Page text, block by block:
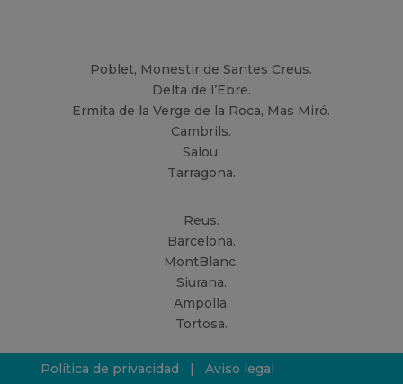
Poblet, Monestir de Santes Creus.
Delta de l’Ebre.
Ermita de la Verge de la Roca, Mas Miró.
Cambrils.
Salou.
Tarragona.
Reus.
Barcelona.
MontBlanc.
Siurana.
Ampolla.
Tortosa.
Política de privacidad | Aviso legal